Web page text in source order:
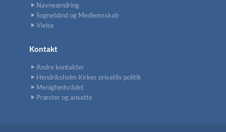
Navneændring
Sognebånd og Medlemsskab
Vielse
Kontakt
Andre kontakter
Hendriksholm Kirkes privatliv politik
Menighedsrådet
Præster og ansatte